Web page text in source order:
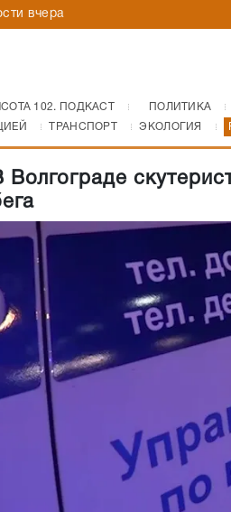
вчера
102. ПОДКАСТ ПОЛИТИКА
ТРАНСПОРТ ЭКОЛОГИЯ
Волгограде